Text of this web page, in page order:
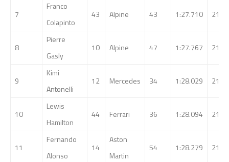
7
Franco
Colapinto
43 Alpine 43 1:27.710
8
Pierre
Gasly
10 Alpine 47 1:27.767
9
Kimi
Antonelli
12 Mercedes 34 1:28.029
10
Lewis
Hamilton
44 Ferrari 36 1:28.094
11
Fernando
Alonso
14
Aston
Martin
54 1:28.279